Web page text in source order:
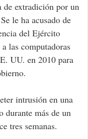
de extradición por un
le ha acusado de
del Ejército
las computadoras
UU. en 2010 para
intrusión en una
durante más de un
tres semanas.